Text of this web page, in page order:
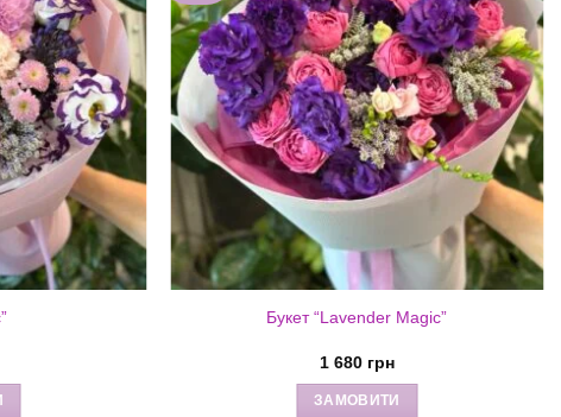
Букет “Lavender Magic”
1 680 грн
ЗАМОВИТИ